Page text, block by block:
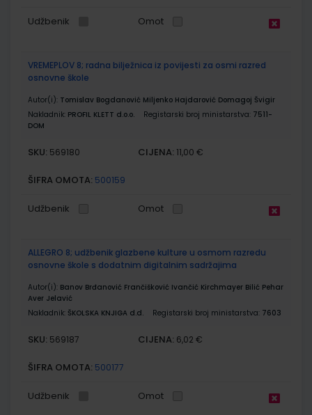
Udžbenik Omot
VREMEPLOV 8; radna bilježnica iz povijesti za osmi razred
osnovne škole
Autor(i): Tomislav Bogdanović Miljenko Hajdarović Domagoj Švigir
Nakladnik: PROFIL KLETT d.o.o. Registarski broj ministarstva: 7511-
DOM
SKU: 569180 CIJENA: 11,00 €
ŠIFRA OMOTA: 500159
Udžbenik Omot
ALLEGRO 8; udžbenik glazbene kulture u osmom razredu
osnovne škole s dodatnim digitalnim sadržajima
Autor(i): Banov Brđanović Frančišković Ivančić Kirchmayer Bilić Pehar
Aver Jelavić
Nakladnik: ŠKOLSKA KNJIGA d.d. Registarski broj ministarstva: 7603
SKU: 569187 CIJENA: 6,02 €
ŠIFRA OMOTA: 500177
Udžbenik Omot